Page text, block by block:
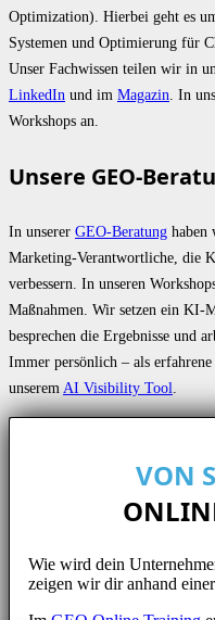
Optimization). Hierbei geht es
Systemen und Optimierung für
Unser Fachwissen teilen wir in
LinkedIn und im Magazin . In
Workshops an.
Unsere GEO-
In unserer GEO-Beratung haben
Marketing-Verantwortliche, die
verbessern. In unseren
Maßnahmen. Wir setzen ein KI-
besprechen die Ergebnisse und
Immer persönlich – als
unserem AI Visibility Tool
VON
Wie wird dein
zeigen wir dir anhand